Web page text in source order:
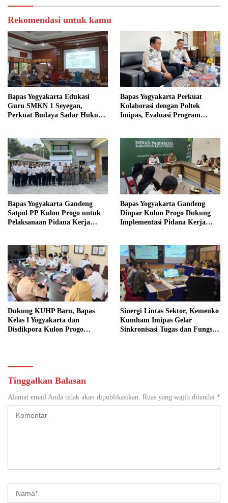
Rekomendasi untuk kamu
Bapas Yogyakarta Edukasi
Guru SMKN 1 Seyegan,
Perkuat Budaya Sadar Hukum
Bapas Yogyakarta Perkuat
Kolaborasi dengan Poltek
Imipas, Evaluasi Program
Bapas Yogyakarta Gandeng
Satpol PP Kulon Progo untuk
Pelaksanaan Pidana Kerja
Bapas Yogyakarta Gandeng
Dinpar Kulon Progo Dukung
Implementasi Pidana Kerja
Dukung KUHP Baru, Bapas
Kelas I Yogyakarta dan
Disdikpora Kulon Progo
Sinergi Lintas Sektor, Kemenko
Kumham Imipas Gelar
Sinkronisasi Tugas dan Fungsi
Tinggalkan Balasan
Alamat email Anda tidak akan dipublikasikan. Ruas yang wajib ditandai *